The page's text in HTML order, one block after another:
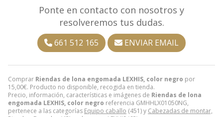
Comprar Riendas de lona engomada LEXHIS, color negro por
15,00€. Producto no disponible, recogida en tienda.
Precio, información, características e imágenes de Riendas de lona
engomada LEXHIS, color negro referencia GMHHLX01050NG,
pertenece a las categorías Equipo caballo (451) y Cabezadas de montar,
Ponte en contacto con nosotros y
resolveremos tus dudas.
661 512 165 ENVIAR EMAIL